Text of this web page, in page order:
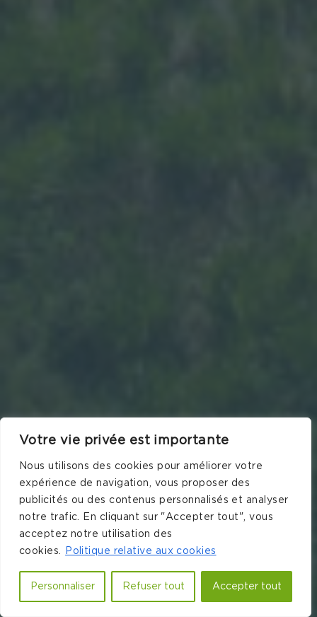
Votre vie privée est importante
Nous utilisons des cookies pour améliorer votre
expérience de navigation, vous proposer des
publicités ou des contenus personnalisés et analyser
notre trafic. En cliquant sur "Accepter tout", vous
acceptez notre utilisation des
cookies.
Politique relative aux cookies
Personnaliser Refuser tout Accepter tout